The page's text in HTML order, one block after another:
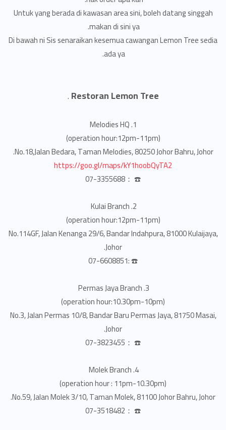
Untuk yang berada di kawasan area sini, boleh datang singgah
makan di sini ya.
Di bawah ni Sis senaraikan kesemua cawangan Lemon Tree sedia
ada ya.
Restoran Lemon Tree
.
1. Melodies HQ
(operation hour:12pm-11pm)
No.18,Jalan Bedara, Taman Melodies, 80250 Johor Bahru, Johor.
https://goo.gl/maps/kY1hoobQyTA2
☎️ ：07-3355688
2. Kulai Branch
(operation hour:12pm-11pm)
No.114GF, Jalan Kenanga 29/6, Bandar Indahpura, 81000 Kulaijaya,
Johor.
☎️ :07-6608851
3. Permas Jaya Branch
(operation hour:10.30pm-10pm)
No.3, Jalan Permas 10/8, Bandar Baru Permas Jaya, 81750 Masai,
Johor.
☎️ ：07-3823455
4. Molek Branch
(operation hour : 11pm-10.30pm)
No.59, Jalan Molek 3/10, Taman Molek, 81100 Johor Bahru, Johor.
☎️ ：07-3518482